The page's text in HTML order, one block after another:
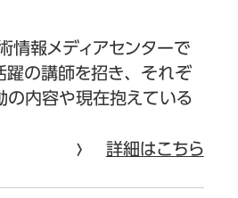
情報メディアセンターで
躍の講師を招き、それぞ
の内容や現在抱えている
詳細はこちら